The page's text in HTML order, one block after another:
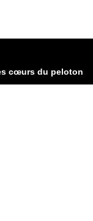
cœurs du peloton